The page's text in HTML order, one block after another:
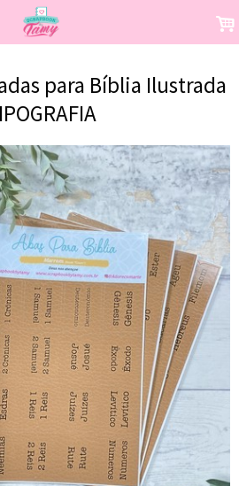
.
para Bíblia Ilustrada